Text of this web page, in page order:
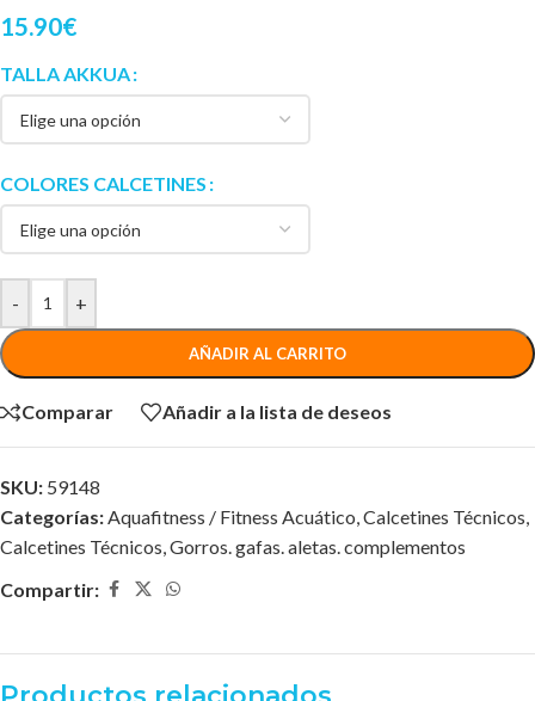
15.90€
TALLA AKKUA
COLORES CALCETINES
- +
AÑADIR AL CARRITO
Comparar Añadir a la lista de deseos
SKU: 59148
Categorías:Aquafitness / Fitness Acuático,Calcetines Técnicos,
Calcetines Técnicos,Gorros. gafas. aletas. complementos
Compartir: